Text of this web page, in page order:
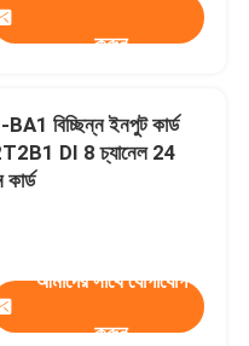
করুন
বিচ্ছিন্ন ইনপুট কার্ড
DI 8 চ্যানেল 24
কার্ড
আমাদের সাথে যোগাযোগ
করুন